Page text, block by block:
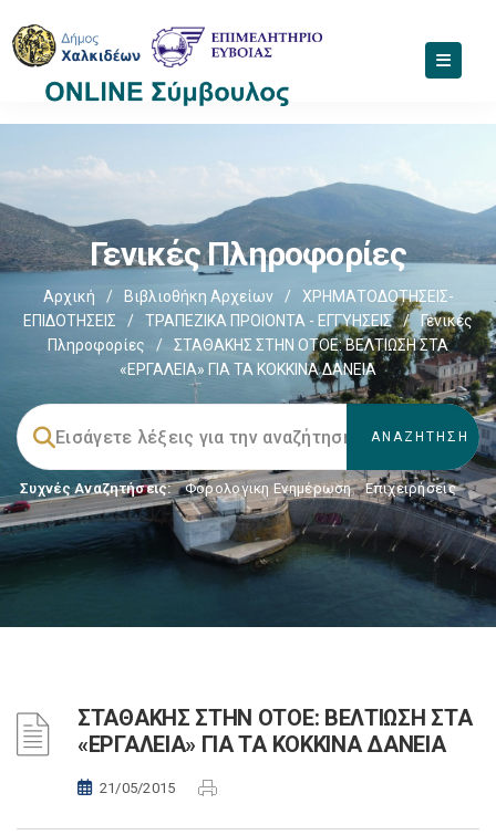
Γενικές Πληροφορίες
Αρχική / Βιβλιοθήκη Αρχείων /
ΧΡΗΜΑΤΟΔΟΤΗΣΕΙΣ-
ΕΠΙΔΟΤΗΣΕΙΣ
/ ΤΡΑΠΕΖΙΚΑ ΠΡΟΙΟΝΤΑ - ΕΓΓΥΗΣΕΙΣ /
Γενικές
Πληροφορίες
/
ΣΤΑΘΑΚΗΣ ΣΤΗΝ ΟΤΟΕ: ΒΕΛΤΙΩΣΗ ΣΤΑ
«ΕΡΓΑΛΕΙΑ» ΓΙΑ ΤΑ ΚΟΚΚΙΝΑ ΔΑΝΕΙΑ
Συχνές Αναζητήσεις: Φορολογικη Ενημέρωση, Επιχειρήσεις
ΣΤΑΘΑΚΗΣ ΣΤΗΝ ΟΤΟΕ: ΒΕΛΤΙΩΣΗ ΣΤΑ
«ΕΡΓΑΛΕΙΑ» ΓΙΑ ΤΑ ΚΟΚΚΙΝΑ ΔΑΝΕΙΑ
21/05/2015